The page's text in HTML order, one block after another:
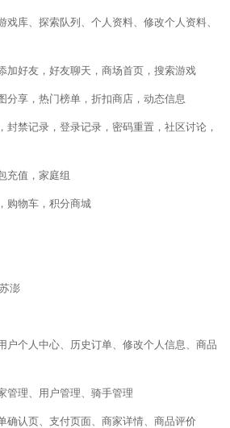
戏库、探索队列、个人资料、修改个人资料、
加好友，好友聊天，商场首页，搜索游戏
分享，热门榜单，折扣商店，动态信息
封禁记录，登录记录，密码重置，社区讨论，
充值，家庭组
购物车，积分商城
澎
户个人中心、历史订单、修改个人信息、商品
管理、用户管理、骑手管理
确认页、支付页面、商家详情、商品评价